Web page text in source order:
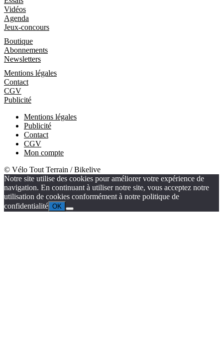
Vidéos
Agenda
Jeux-concours
Boutique
Abonnements
Newsletters
Mentions légales
Contact
CGV
Publicité
Mentions légales
Publicité
Contact
CGV
Mon compte
© Vélo Tout Terrain / Bikelive
Notre site utilise des cookies pour améliorer votre expérience de
navigation. En continuant à utiliser notre site, vous acceptez notre
utilisation de cookies conformément à notre politique de
confidentialité OK